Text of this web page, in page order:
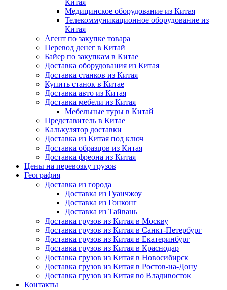
Китая
Медицинское оборудование из Китая
Телекоммуникационное оборудование из
Китая
Агент по закупке товара
Перевод денег в Китай
Байер по закупкам в Китае
Доставка оборудования из Китая
Доставка станков из Китая
Купить станок в Китае
Доставка авто из Китая
Доставка мебели из Китая
Мебельные туры в Китай
Представитель в Китае
Калькулятор доставки
Доставка из Китая под ключ
Доставка образцов из Китая
Доставка фреона из Китая
Цены на перевозку грузов
География
Доставка из города
Доставка из Гуанчжоу
Доставка из Гонконг
Доставка из Тайвань
Доставка грузов из Китая в Москву
Доставка грузов из Китая в Санкт-Петербург
Доставка грузов из Китая в Екатеринбург
Доставка грузов из Китая в Краснодар
Доставка грузов из Китая в Новосибирск
Доставка грузов из Китая в Ростов-на-Дону
Доставка грузов из Китая во Владивосток
Контакты